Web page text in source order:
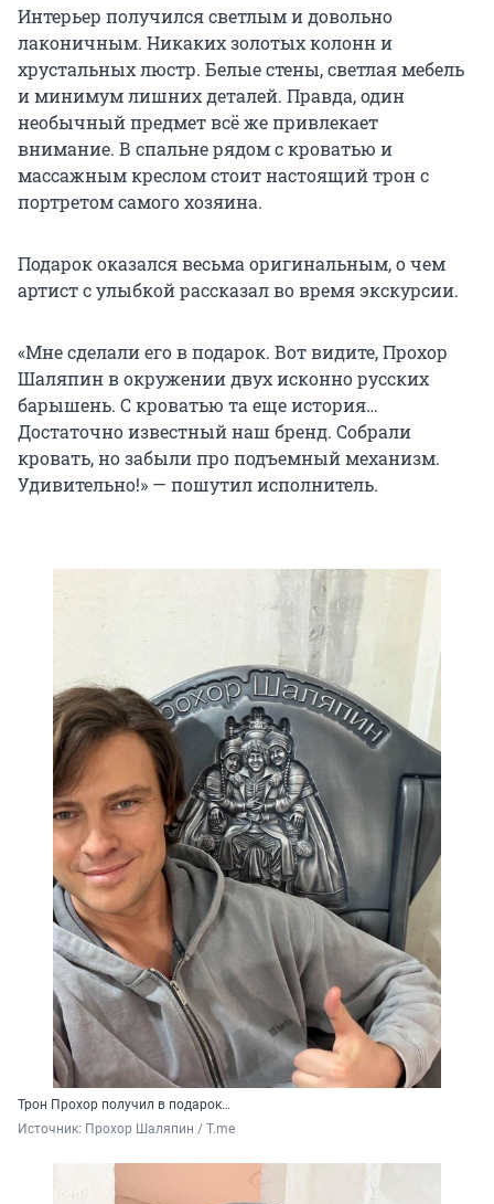
Интерьер получился светлым и довольно
лаконичным. Никаких золотых колонн и
хрустальных люстр. Белые стены, светлая мебель
и минимум лишних деталей. Правда, один
необычный предмет всё же привлекает
внимание. В спальне рядом с кроватью и
массажным креслом стоит настоящий трон с
портретом самого хозяина.
Подарок оказался весьма оригинальным, о чем
артист с улыбкой рассказал во время экскурсии.
«Мне сделали его в подарок. Вот видите, Прохор
Шаляпин в окружении двух исконно русских
барышень. С кроватью та еще история…
Достаточно известный наш бренд. Собрали
кровать, но забыли про подъемный механизм.
Удивительно!» — пошутил исполнитель.
Трон Прохор получил в подарок…
Источник: Прохор Шаляпин / T.me